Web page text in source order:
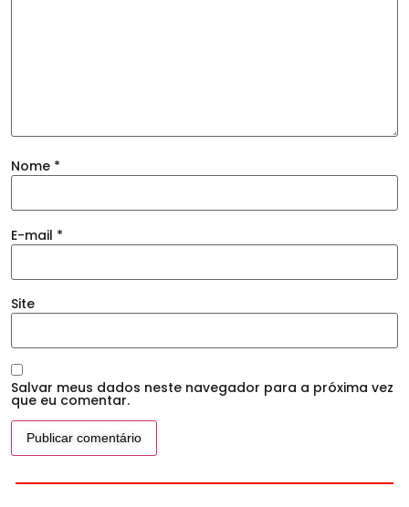
Nome *
E-mail *
Site
Salvar meus dados neste navegador para a próxima vez
que eu comentar.